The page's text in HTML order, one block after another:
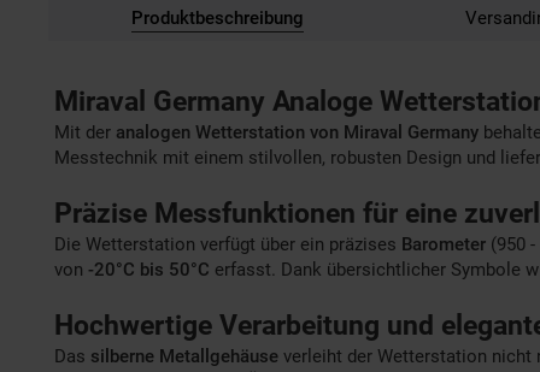
Produktbeschreibung
Miraval Germany Analoge
Mit der analogen Wetterstation von Miraval Germany
Messtechnik mit einem stilvollen, robusten Design und
Präzise Messfunktionen für eine
Die Wetterstation verfügt über ein präzises Barometer (950
von -20°C bis 50°C erfasst. Dank übersichtlicher Symbole
Hochwertige Verarbeitung und
Das silberne Metallgehäuse verleiht der Wetterstation nicht